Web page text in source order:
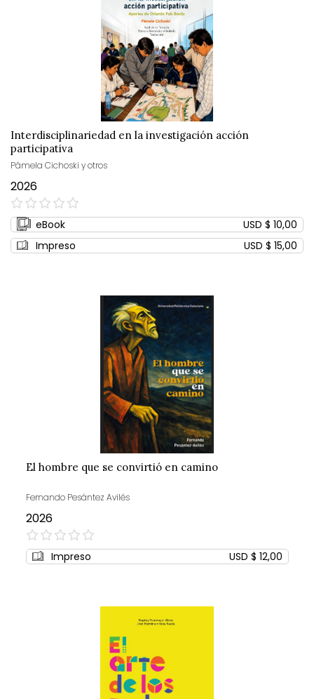
Interdisciplinariedad en la investigación acción
participativa
Pâmela Cichoski y otros
2026
0%
eBook
USD $ 10,00
Impreso
USD $ 15,00
El hombre que se convirtió en camino
Fernando Pesántez Avilés
2026
0%
Impreso USD $ 12,00